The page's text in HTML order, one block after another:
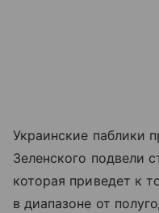
Украинские паблики
Зеленского подвели
которая приведет к
в диапазоне от